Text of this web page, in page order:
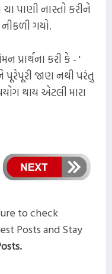
પાણી નાસ્તો કરીને
ગયો.
પ્રાર્થના કરી કે - '
પૂરેપૂરી જાણ નથી પરંતુ
થાય એટલી મારા
to check
Posts andStay